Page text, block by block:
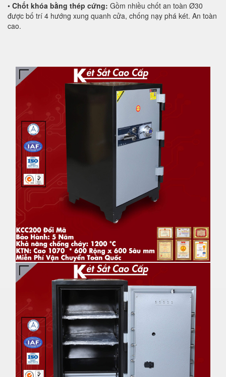
• Chốt khóa bằng thép cứng: Gồm nhiều chốt an toàn Ø30
được bố trí 4 hướng xung quanh cửa, chống nạy phá két. An toàn
cao.